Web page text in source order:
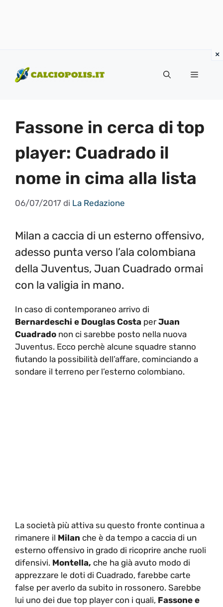
contenuto
Menu
Fassone in cerca di top
player: Cuadrado il
nome in cima alla lista
06/07/2017 di La Redazione
Milan a caccia di un esterno offensivo,
adesso punta verso l’ala colombiana
della Juventus, Juan Cuadrado ormai
con la valigia in mano.
In caso di contemporaneo arrivo di
Bernardeschi e Douglas Costa perJuan
Cuadrado non ci sarebbe posto nella nuova
Juventus. Ecco perchè alcune squadre stanno
fiutando la possibilità dell’affare, cominciando a
sondare il terreno per l’esterno colombiano.
La società più attiva su questo fronte continua a
rimanere il Milan che è da tempo a caccia di un
esterno offensivo in grado di ricoprire anche ruoli
difensivi. Montella, che ha già avuto modo di
apprezzare le doti di Cuadrado, farebbe carte
false per averlo da subito in rossonero. Sarebbe
lui uno dei due top player con i quali, Fassone e